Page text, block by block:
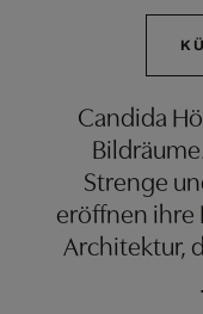
Candida
Strenge
eröffnen ihre
Architektur,